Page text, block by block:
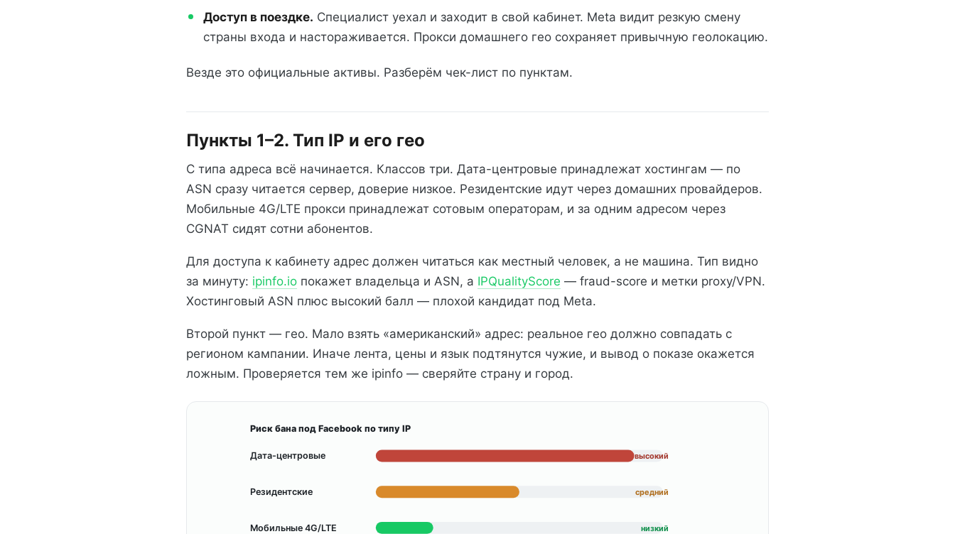
Доступ в поездке. Специалист уехал и заходит в свой кабинет. Meta видит резкую смену
страны входа и настораживается. Прокси домашнего гео сохраняет привычную геолокацию.
Везде это официальные активы. Разберём чек-лист по пунктам.
Пункты 1–2. Тип IP и его гео
С типа адреса всё начинается. Классов три. Дата-центровые принадлежат хостингам — по
ASN сразу читается сервер, доверие низкое. Резидентские идут через домашних провайдеров.
Мобильные 4G/LTE прокси принадлежат сотовым операторам, и за одним адресом через
CGNAT сидят сотни абонентов.
Для доступа к кабинету адрес должен читаться как местный человек, а не машина. Тип видно
за минуту: ipinfo.io покажет владельца и ASN, а IPQualityScore — fraud-score и метки proxy/VPN.
Хостинговый ASN плюс высокий балл — плохой кандидат под Meta.
Второй пункт — гео. Мало взять «американский» адрес: реальное гео должно совпадать с
регионом кампании. Иначе лента, цены и язык подтянутся чужие, и вывод о показе окажется
ложным. Проверяется тем же ipinfo — сверяйте страну и город.
Риск бана под Facebook по типу IP
Дата-центровые высокий
Резидентские средний
Мобильные 4G/LTE низкий